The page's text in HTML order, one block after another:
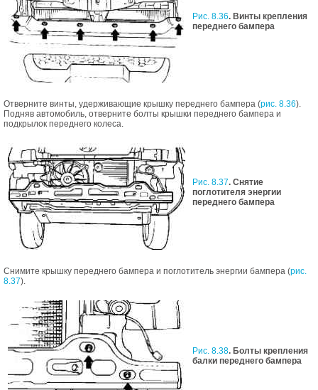
Рис. 8.36. Винты крепления
переднего бампера
Отверните винты, удерживающие крышку переднего бампера (рис. 8.36).
Подняв автомобиль, отверните болты крышки переднего бампера и
подкрылок переднего колеса.
Рис. 8.37. Снятие
поглотителя энергии
переднего бампера
Снимите крышку переднего бампера и поглотитель энергии бампера (рис.
8.37).
Рис. 8.38. Болты крепления
балки переднего бампера